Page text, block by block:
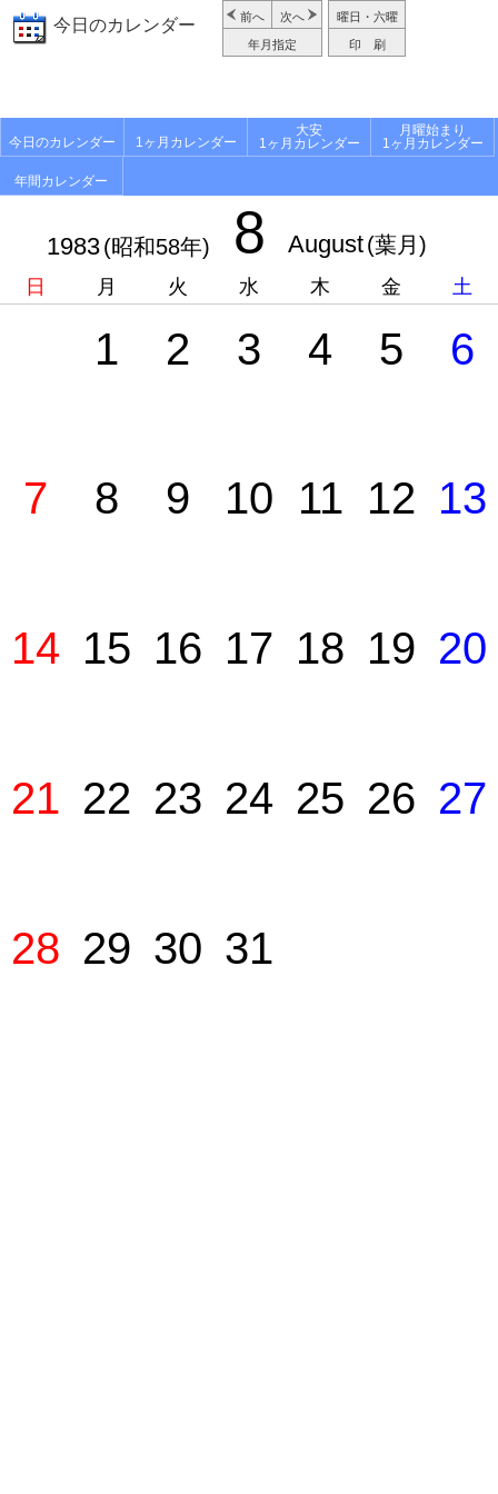
今日のカレンダー 前へ 次へ
年月指定
曜日・六曜
印 刷
今日のカレンダー 1ヶ月カレンダー
大安
1ヶ月カレンダー
月曜始まり
1ヶ月カレンダー
年間カレンダー
1983(昭和58年) 8 August(葉月)
日 月 火 水 木 金 土
1 2 3 4 5 6
7 8 9 10 11 12 13
14 15 16 17 18 19 20
21 22 23 24 25 26 27
28 29 30 31